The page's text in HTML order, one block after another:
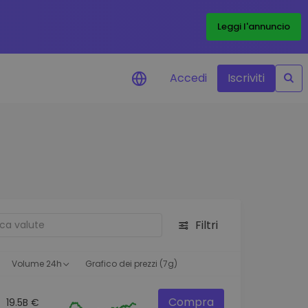
Leggi l'annuncio
utili per performance
Accedi Iscriviti
Filtri
Volume 24h Grafico dei prezzi (7g)
19.5B € Compra